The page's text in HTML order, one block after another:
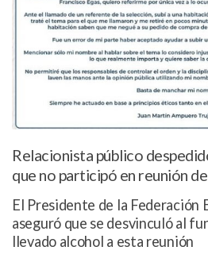
Relacionista público
que no participó en reunión
El Presidente de la Federación
aseguró que se desvinculó al
llevado alcohol a esta reunión